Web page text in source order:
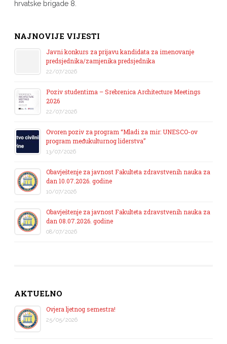
hrvatske brigade 8.
NAJNOVIJE VIJESTI
Javni konkurs za prijavu kandidata za imenovanje
predsjednika/zamjenika predsjednika
22/07/2026
Poziv studentima – Srebrenica Architecture Meetings
2026
22/07/2026
Ovoren poziv za program “Mladi za mir: UNESCO-ov
program međukulturnog liderstva”
13/07/2026
Obavještenje za javnost Fakulteta zdravstvenih nauka za
dan 10.07.2026. godine
10/07/2026
Obavještenje za javnost Fakulteta zdravstvenih nauka za
dan 08.07.2026. godine
08/07/2026
AKTUELNO
Ovjera ljetnog semestra!
25/05/2026